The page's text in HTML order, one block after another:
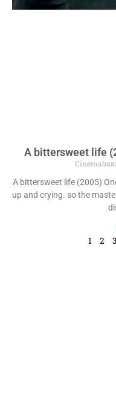
A bittersweet life
A bittersweet life (2005)
up and crying. so the
1 2 3